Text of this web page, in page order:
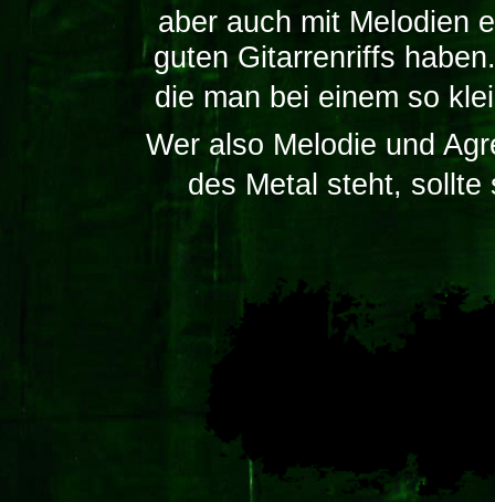
aber auch mit Melodien
guten Gitarrenriffs
die man bei einem so
Wer also Melodie und
des Metal steht,